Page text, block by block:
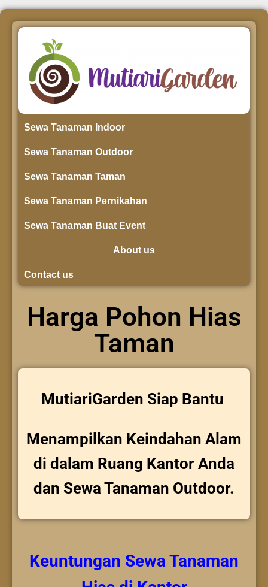
Sewa Tanaman Indoor
Sewa Tanaman Outdoor
Sewa Tanaman Taman
Sewa Tanaman Pernikahan
Sewa Tanaman Buat Event
About us
Contact us
Harga Pohon Hias
Taman
MutiariGarden Siap Bantu
Menampilkan Keindahan Alam
di dalam Ruang Kantor Anda
dan Sewa Tanaman Outdoor.
Keuntungan Sewa Tanaman